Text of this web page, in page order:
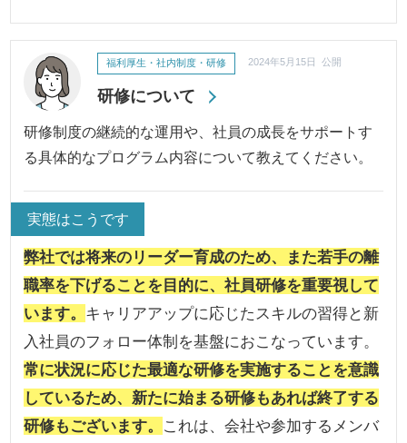
研修について
福利厚生・社内制度・研修 2024年5月15日 公開
研修制度の継続的な運用や、社員の成長をサポートす
る具体的なプログラム内容について教えてください。
実態はこうです
弊社では将来のリーダー育成のため、また若手の離
職率を下げることを目的に、社員研修を重要視して
います。 キャリアアップに応じたスキルの習得と新
入社員のフォロー体制を基盤におこなっています。
常に状況に応じた最適な研修を実施することを意識
しているため、新たに始まる研修もあれば終了する
研修もございます。 これは、会社や参加するメンバ